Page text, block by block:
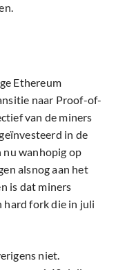
Ethereum
naar Proof-of-
van de miners
in de
nu wanhopig op
alsnog aan het
is dat miners
hard fork die in juli
niet.